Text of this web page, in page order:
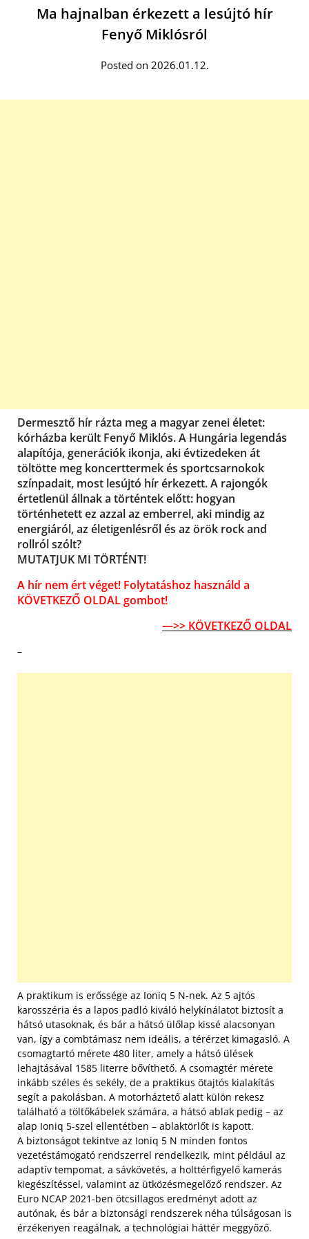
Ma hajnalban érkezett a lesújtó hír
Fenyő Miklósról
Posted on 2026.01.12.
Dermesztő hír rázta meg a magyar zenei életet:
kórházba került Fenyő Miklós. A Hungária legendás
alapítója, generációk ikonja, aki évtizedeken át
töltötte meg koncerttermek és sportcsarnokok
színpadait, most lesújtó hír érkezett. A rajongók
értetlenül állnak a történtek előtt: hogyan
történhetett ez azzal az emberrel, aki mindig az
energiáról, az életigenlésről és az örök rock and
rollról szólt?
MUTATJUK MI TÖRTÉNT!
A hír nem ért véget! Folytatáshoz használd a
KÖVETKEZŐ OLDAL gombot!
—>> KÖVETKEZŐ OLDAL
–
A praktikum is erőssége az Ioniq 5 N-nek. Az 5 ajtós
karosszéria és a lapos padló kiváló helykínálatot biztosít a
hátsó utasoknak, és bár a hátsó ülőlap kissé alacsonyan
van, így a combtámasz nem ideális, a térérzet kimagasló. A
csomagtartó mérete 480 liter, amely a hátsó ülések
lehajtásával 1585 literre bővíthető. A csomagtér mérete
inkább széles és sekély, de a praktikus ötajtós kialakítás
segít a pakolásban. A motorháztető alatt külön rekesz
található a töltőkábelek számára, a hátsó ablak pedig – az
alap Ioniq 5-szel ellentétben – ablaktörlőt is kapott.
A biztonságot tekintve az Ioniq 5 N minden fontos
vezetéstámogató rendszerrel rendelkezik, mint például az
adaptív tempomat, a sávkövetés, a holttérfigyelő kamerás
kiegészítéssel, valamint az ütközésmegelőző rendszer. Az
Euro NCAP 2021-ben ötcsillagos eredményt adott az
autónak, és bár a biztonsági rendszerek néha túlságosan is
érzékenyen reagálnak, a technológiai háttér meggyőző.